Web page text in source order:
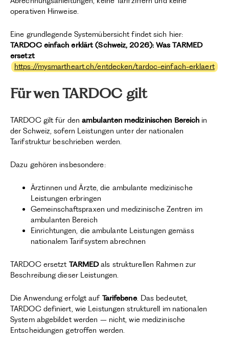
operativen Hinweise.
Eine grundlegende Systemübersicht findet sich hier:
TARDOC einfach erklärt (Schweiz, 2026): Was TARMED
ersetzt
https://mysmartheart.ch/entdecken/tardoc-einfach-erklaert
Für wen TARDOC gilt
TARDOC gilt für den ambulanten medizinischen Bereich in
der Schweiz, sofern Leistungen unter der nationalen
Tarifstruktur beschrieben werden.
Dazu gehören insbesondere:
Ärztinnen und Ärzte, die ambulante medizinische
Leistungen erbringen
Gemeinschaftspraxen und medizinische Zentren im
ambulanten Bereich
Einrichtungen, die ambulante Leistungen gemäss
nationalem Tarifsystem abrechnen
TARDOC ersetzt TARMEDals strukturellen Rahmen zur
Beschreibung dieser Leistungen.
Die Anwendung erfolgt auf Tarifebene. Das bedeutet,
TARDOC definiert, wie Leistungen strukturell im nationalen
System abgebildet werden – nicht, wie medizinische
Entscheidungen getroffen werden.